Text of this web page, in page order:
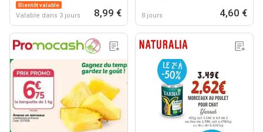
Bientôt valable
Valable dans 3 jours 8,99 € 8 jours 4,60 €